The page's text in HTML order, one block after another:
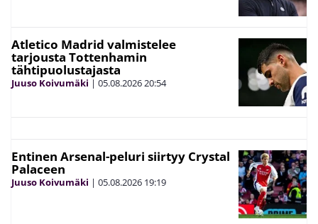
Atletico Madrid valmistelee
tarjousta Tottenhamin
tähtipuolustajasta
Juuso Koivumäki | 05.08.202620:54
Entinen Arsenal-peluri siirtyy Crystal
Palaceen
Juuso Koivumäki | 05.08.2026 19:19